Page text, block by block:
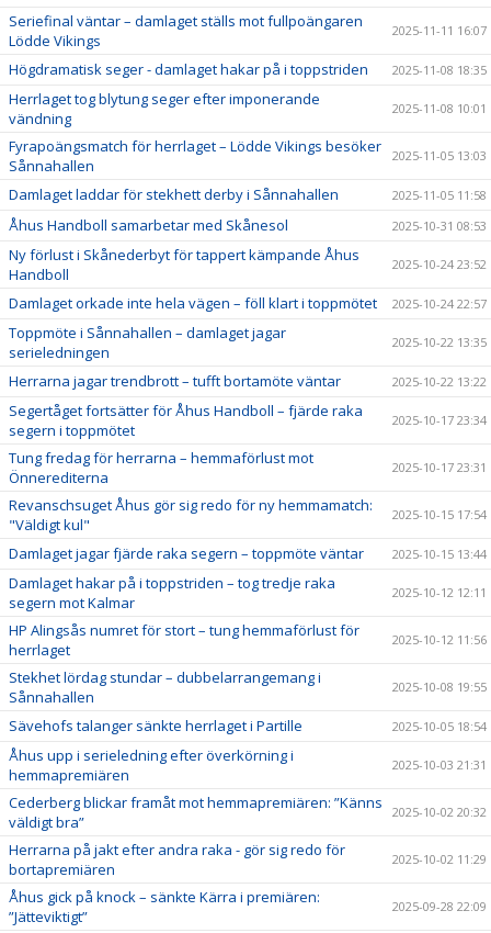
Seriefinal väntar – damlaget ställs mot fullpoängaren
Lödde Vikings
2025-11-11 16:07
Högdramatisk seger - damlaget hakar på i toppstriden 2025-11-08 18:35
Herrlaget tog blytung seger efter imponerande
vändning
2025-11-08 10:01
Fyrapoängsmatch för herrlaget – Lödde Vikings besöker
Sånnahallen
2025-11-05 13:03
Damlaget laddar för stekhett derby i Sånnahallen 2025-11-05 11:58
Åhus Handboll samarbetar med Skånesol 2025-10-31 08:53
Ny förlust i Skånederbyt för tappert kämpande Åhus
Handboll
2025-10-24 23:52
Damlaget orkade inte hela vägen – föll klart i toppmötet 2025-10-24 22:57
Toppmöte i Sånnahallen – damlaget jagar
serieledningen
2025-10-22 13:35
Herrarna jagar trendbrott – tufft bortamöte väntar 2025-10-22 13:22
Segertåget fortsätter för Åhus Handboll – fjärde raka
segern i toppmötet
2025-10-17 23:34
Tung fredag för herrarna – hemmaförlust mot
Önnerediterna
2025-10-17 23:31
Revanschsuget Åhus gör sig redo för ny hemmamatch:
"Väldigt kul"
2025-10-15 17:54
Damlaget jagar fjärde raka segern – toppmöte väntar 2025-10-15 13:44
Damlaget hakar på i toppstriden – tog tredje raka
segern mot Kalmar
2025-10-12 12:11
HP Alingsås numret för stort – tung hemmaförlust för
herrlaget
2025-10-12 11:56
Stekhet lördag stundar – dubbelarrangemang i
Sånnahallen
2025-10-08 19:55
Sävehofs talanger sänkte herrlaget i Partille 2025-10-05 18:54
Åhus upp i serieledning efter överkörning i
hemmapremiären
2025-10-03 21:31
Cederberg blickar framåt mot hemmapremiären: ”Känns
väldigt bra”
2025-10-02 20:32
Herrarna på jakt efter andra raka - gör sig redo för
bortapremiären
2025-10-02 11:29
Åhus gick på knock – sänkte Kärra i premiären:
”Jätteviktigt”
2025-09-28 22:09